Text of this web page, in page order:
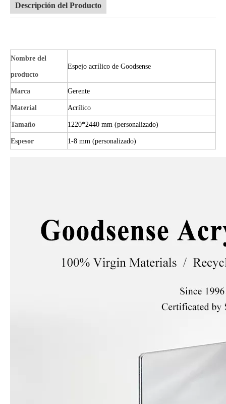
Descripción del Producto
Nombre del
producto
Espejo acrílico de Goodsense
Marca Gerente
Material Acrílico
Tamaño 1220*2440 mm (personalizado)
Espesor 1-8 mm (personalizado)